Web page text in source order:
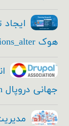
ایجاد
هوک theme_suggestions_alter
جهانی دروپال Drupal Association